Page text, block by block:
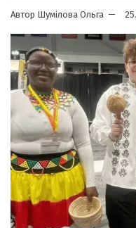
Автор Шумілова Ольга